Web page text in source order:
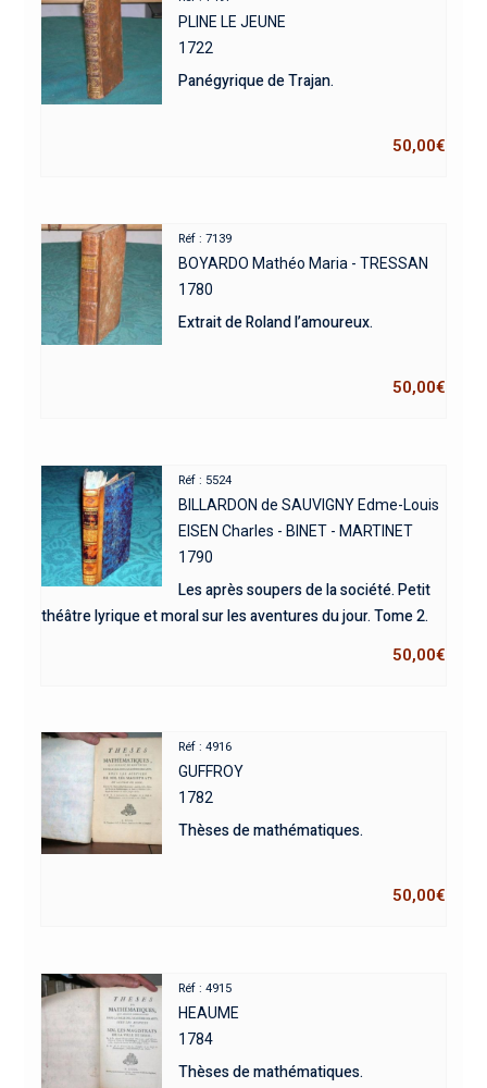
PLINE LE JEUNE
1722
Panégyrique de Trajan.
50,00€
Réf : 7139
BOYARDO Mathéo Maria - TRESSAN
1780
Extrait de Roland l’amoureux.
50,00€
Réf : 5524
BILLARDON de SAUVIGNY Edme-Louis
EISEN Charles - BINET - MARTINET
1790
Les après soupers de la société. Petit
théâtre lyrique et moral sur les aventures du jour. Tome 2.
50,00€
Réf : 4916
GUFFROY
1782
Thèses de mathématiques.
50,00€
Réf : 4915
HEAUME
1784
Thèses de mathématiques.